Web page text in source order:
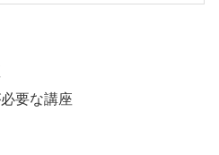
要な講座